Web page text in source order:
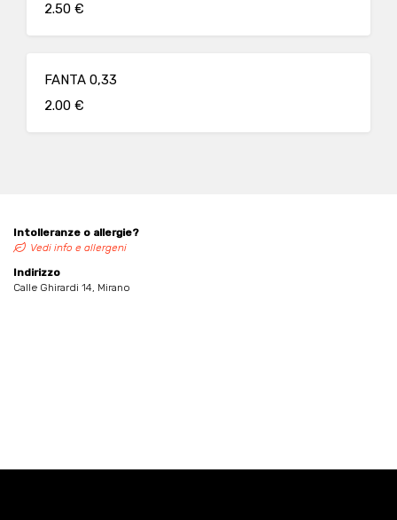
2.50 €
FANTA 0,33
2.00 €
Intolleranze o allergie?
Vedi info e allergeni
Indirizzo
Calle Ghirardi 14, Mirano